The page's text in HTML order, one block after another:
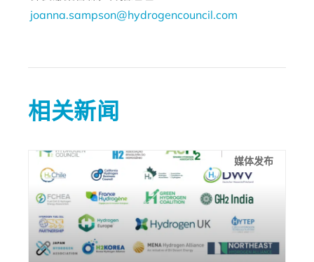
joanna.sampson@hydrogencouncil.com
相关新闻
媒体发布